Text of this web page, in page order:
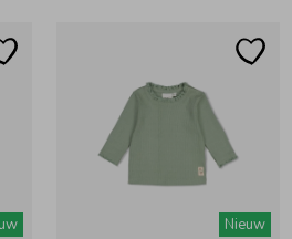
Nieuw